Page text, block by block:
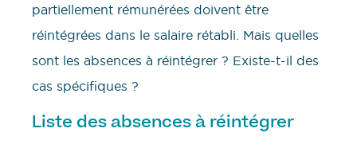
partiellement rémunérées doivent être
réintégrées dans le salaire rétabli. Mais quelles
sont les absences à réintégrer ? Existe-t-il des
cas spécifiques ?
Liste des absences à réintégrer